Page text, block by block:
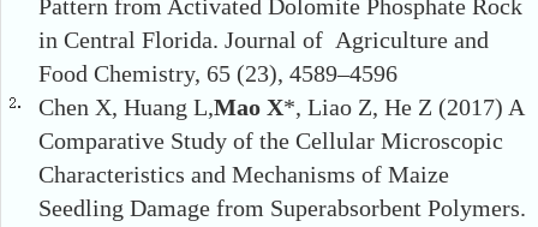
Pattern from Activated Dolomite Phosphate Rock
in Central Florida. Journal of Agriculture and
Food Chemistry, 65 (23), 4589–4596
Chen X, Huang L,Mao X*, Liao Z, He Z (2017) A
Comparative Study of the Cellular Microscopic
Characteristics and Mechanisms of Maize
Seedling Damage from Superabsorbent Polymers.